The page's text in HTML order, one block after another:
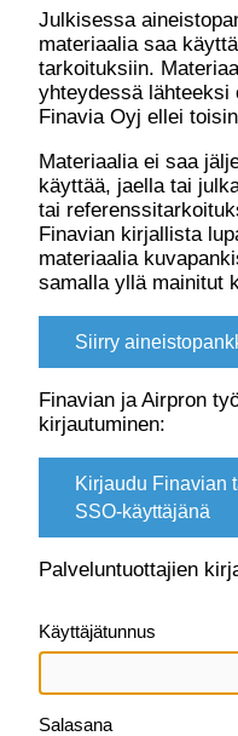
Julkisessa
materiaalia saa
tarkoituksiin.
yhteydessä lähteeksi
Finavia Oyj ellei
Materiaalia ei saa
käyttää, jaella tai
tai
Finavian kirjallista
materiaalia
samalla yllä mainitut
Siirry
Finavian ja Airpron
kirjautuminen:
Kirjaudu Finavian
SSO-käyttäjänä
Palveluntuottajien
Käyttäjätunnus
Salasana